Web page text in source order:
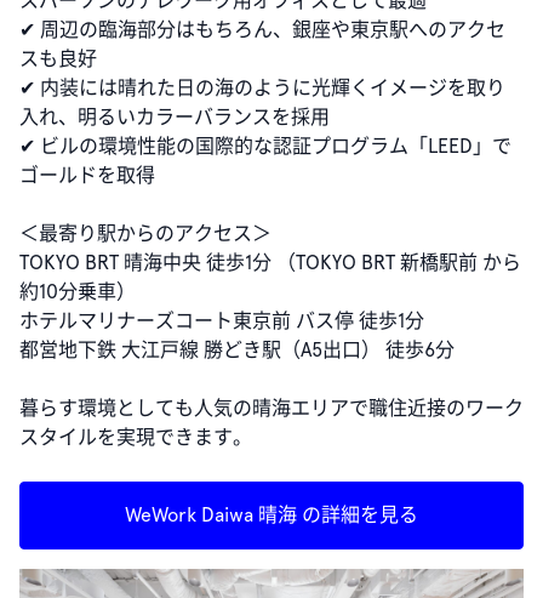
✔︎ 周辺の臨海部分はもちろん、銀座や東京駅へのアクセ
スも良好
✔︎ 内装には晴れた日の海のように光輝くイメージを取り
入れ、明るいカラーバランスを採用
✔︎ ビルの環境性能の国際的な認証プログラム「LEED」で
ゴールドを取得
＜最寄り駅からのアクセス＞
TOKYO BRT 晴海中央 徒歩1分 （TOKYO BRT 新橋駅前 から
約10分乗車）
ホテルマリナーズコート東京前 バス停 徒歩1分
都営地下鉄 大江戸線 勝どき駅（A5出口） 徒歩6分
暮らす環境としても人気の晴海エリアで職住近接のワーク
スタイルを実現できます。
WeWork Daiwa 晴海 の詳細を見る